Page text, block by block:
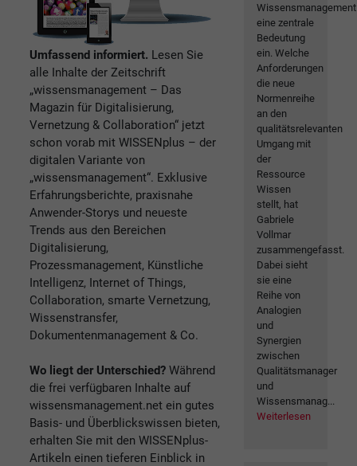
Umfassend informiert. Lesen Sie
alle Inhalte der Zeitschrift
„wissensmanagement – Das
Magazin für Digitalisierung,
Vernetzung & Collaboration“ jetzt
schon vorab mit WISSENplus – der
digitalen Variante von
„wissensmanagement“. Exklusive
Erfahrungsberichte, praxisnahe
Anwender-Storys und neueste
Trends aus den Bereichen
Digitalisierung,
Prozessmanagement, Künstliche
Intelligenz, Internet of Things,
Collaboration, smarte Vernetzung,
Wissenstransfer,
Dokumentenmanagement & Co.
Wo liegt der Unterschied? Während
die frei verfügbaren Inhalte auf
wissensmanagement.net ein gutes
Basis- und Überblickswissen bieten,
erhalten Sie mit den WISSENplus-
Artikeln einen tieferen Einblick in
Wissensmanagement
eine zentrale
Bedeutung
ein. Welche
Anforderungen
die neue
Normenreihe
an den
qualitätsrelevanten
Umgang mit
der
Ressource
Wissen
stellt, hat
Gabriele
Vollmar
zusammengefasst.
Dabei sieht
sie eine
Reihe von
Analogien
und
Synergien
zwischen
Qualitätsmanager
und
Wissensmanag...
Weiterlesen